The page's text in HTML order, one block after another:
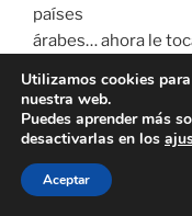
países
árabes… ahora le
derecha, es hora
seguir fortaleciendo
luchar por el
Izquierda Socialista
Utilizamos cookies
nuestra web.
Puedes aprender más
desactivarlas en los
Aceptar